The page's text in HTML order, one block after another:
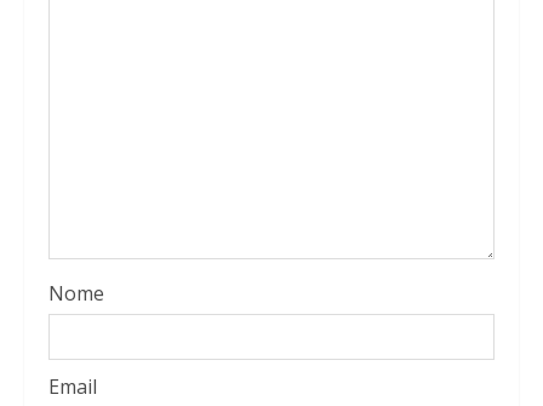
Nome
Email